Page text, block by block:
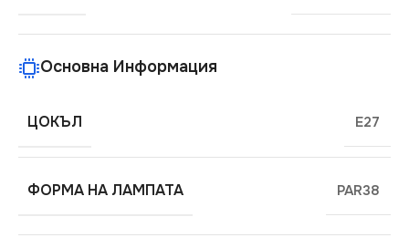
Основна Информация
ЦОКЪЛ E27
ФОРМА НА ЛАМПАТА PAR38